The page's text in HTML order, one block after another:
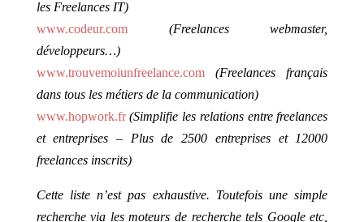
les Freelances IT)
www.codeur.com
(Freelances webmaster,
développeurs…)
www.trouvemoiunfreelance.com
(Freelances français
dans tous les métiers de la communication)
www.hopwork.fr (Simplifie les relations entre freelances
et entreprises – Plus de 2500 entreprises et 12000
freelances inscrits)
Cette liste n’est pas exhaustive. Toutefois une simple
recherche via les moteurs de recherche tels Google etc,